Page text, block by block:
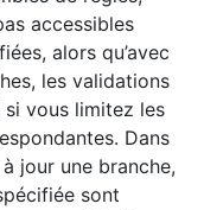
accessibles
alors qu’avec
les validations
si vous limitez les
Dans
jour une branche,
sont